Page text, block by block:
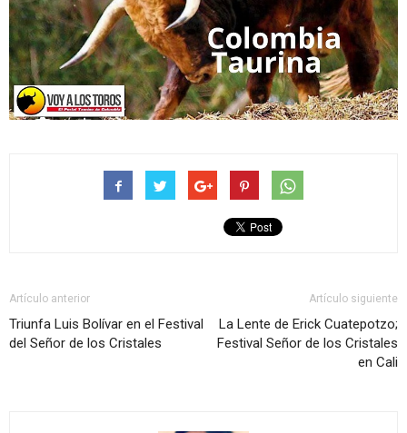
Artículo anterior
Triunfa Luis Bolívar en el Festival
del Señor de los Cristales
Artículo siguiente
La Lente de Erick Cuatepotzo;
Festival Señor de los Cristales
en Cali